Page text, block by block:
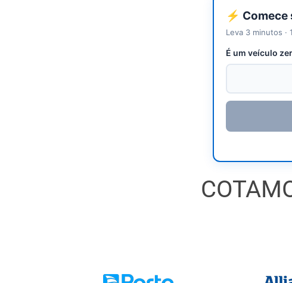
⚡ Comece
Leva 3 minutos ·
É um veículo